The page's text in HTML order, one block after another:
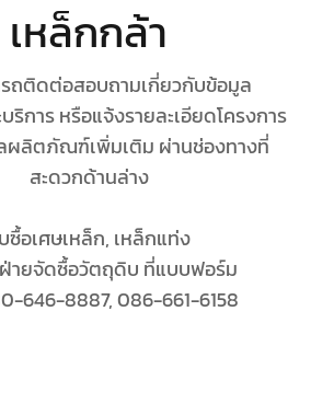
เหล็กกล้า
ถติดต่อสอบถามเกี่ยวกับข้อมูล
การ หรือแจ้งรายละเอียดโครงการ
ผลิตภัณฑ์เพิ่มเติม ผ่านช่องทางที่
สะดวกด้านล่าง
ซื้อเศษเหล็ก, เหล็กแท่ง
ายจัดซื้อวัตถุดิบ ที่แบบฟอร์ม
646-8887, 086-661-6158